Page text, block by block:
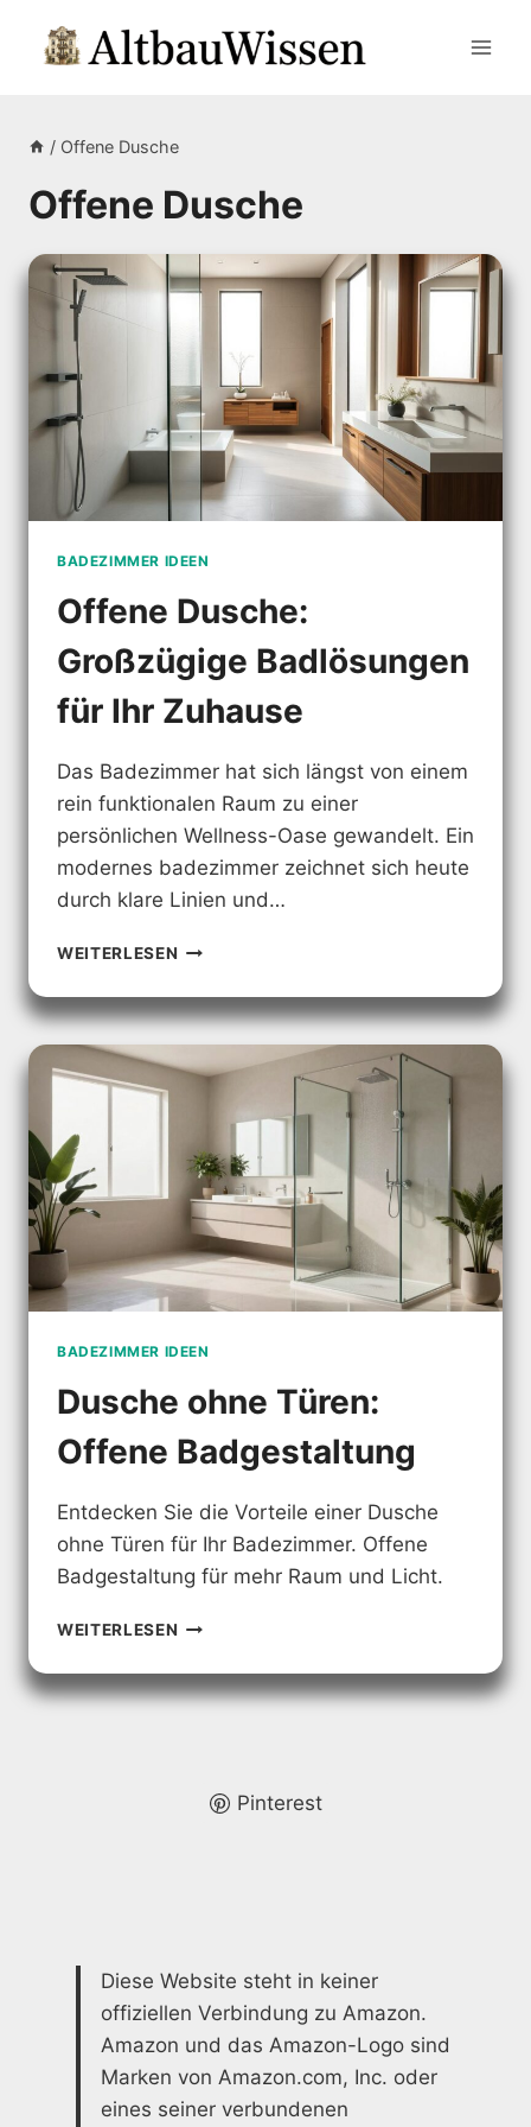
Inhalt
/ Offene Dusche
Offene Dusche
BADEZIMMER IDEEN
Offene Dusche:
Großzügige Badlösungen
für Ihr Zuhause
Das Badezimmer hat sich längst von einem
rein funktionalen Raum zu einer
persönlichen Wellness-Oase gewandelt. Ein
modernes badezimmer zeichnet sich heute
durch klare Linien und…
WEITERLESEN OFFENE
GROSSZÜGIGE B
ADLÖSUNGEN F
ÜR I
HR Z
BADEZIMMER IDEEN
Dusche ohne Türen:
Offene Badgestaltung
Entdecken Sie die Vorteile einer Dusche
ohne Türen für Ihr Badezimmer. Offene
Badgestaltung für mehr Raum und Licht.
WEITERLESEN DUSCHE
TÜREN:
OFFENE
Pinterest
Diese Website steht in keiner
offiziellen Verbindung zu Amazon.
Amazon und das Amazon-Logo sind
Marken von Amazon.com, Inc. oder
eines seiner verbundenen